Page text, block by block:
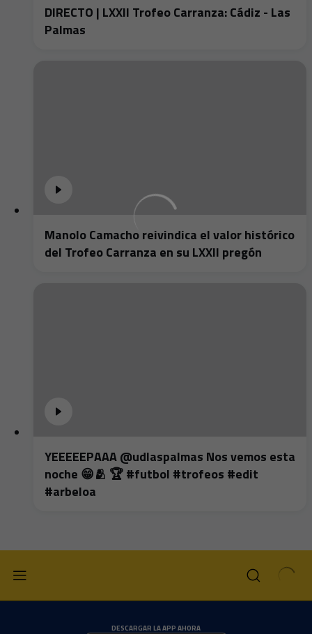
DIRECTO | LXXII Trofeo Carranza: Cádiz - Las
Palmas
Manolo Camacho reivindica el valor histórico
del Trofeo Carranza en su LXXII pregón
YEEEEEPAAA @udlaspalmas Nos vemos esta
noche 😁🫂 🏆 #futbol #trofeos #edit
#arbeloa
DESCARGAR LA APP AHORA